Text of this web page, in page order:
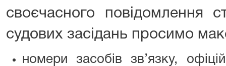
своєчасного повідомлення
судових засідань просимо
номери засобів зв’язку,